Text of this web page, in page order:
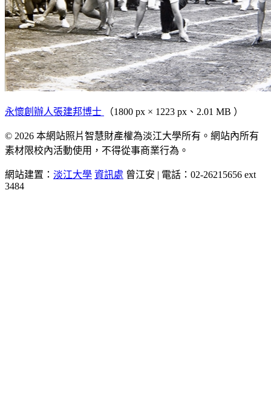
永懷創辦人張建邦博士 （1800 px × 1223 px、2.01 MB ）
© 2026 本網站照片智慧財產權為淡江大學所有。網站內所有
素材限校內活動使用，不得從事商業行為。
網站建置： 淡江大學 資訊處 曾江安 | 電話：02-26215656 ext
3484